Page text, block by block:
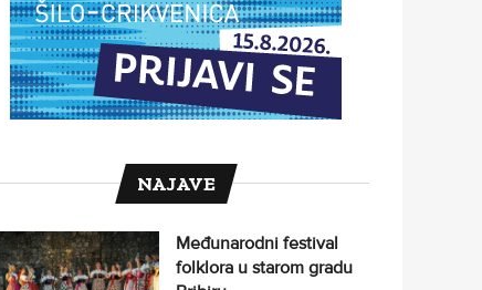
NAJAVE
Međunarodni festival
folklora u starom gradu